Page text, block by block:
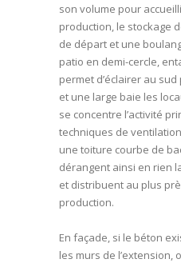
son volume pour
production, le stockage
de départ et une
patio en demi-cercle,
permet d’éclairer au
et une large baie les
se concentre l’activité
techniques de
une toiture courbe de
dérangent ainsi en rien
et distribuent au plus
production.
En façade, si le béton
les murs de l’extension,